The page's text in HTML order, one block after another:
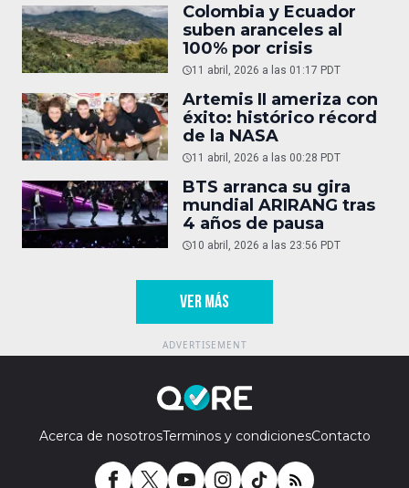
Colombia y Ecuador
suben aranceles al
100% por crisis
11 abril, 2026 a las 01:17 PDT
Artemis II ameriza con
éxito: histórico récord
de la NASA
11 abril, 2026 a las 00:28 PDT
BTS arranca su gira
mundial ARIRANG tras
4 años de pausa
10 abril, 2026 a las 23:56 PDT
VER MÁS
Acerca de nosotrosTerminos y condicionesContacto